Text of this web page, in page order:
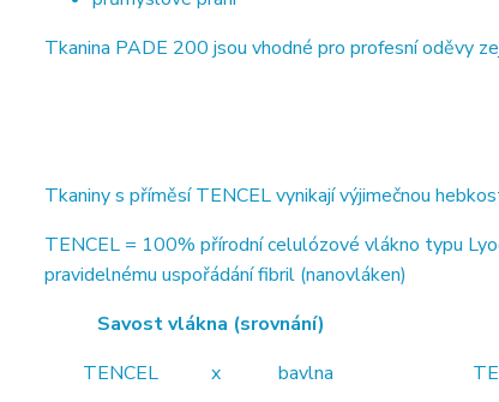
Tkanina PADE 200 jsou vhodné pro profesní oděvy
Tkaniny s příměsí TENCEL vynikají výjimečnou
TENCEL = 100% přírodní celulózové vlákno typu
pravidelnému uspořádání fibril (nanovláken)
Savost vlákna (srovnání)
TENCEL x bavlna